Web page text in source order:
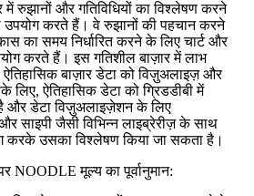
में रुझानों और गतिविधियों का विश्लेषण करने
उपयोग करते हैं। वे रुझानों की पहचान करने
का समय निर्धारित करने के लिए चार्ट और
करते हैं। इस गतिशील बाज़ार में लाभ
बाज़ार डेटा को विज़ुअलाइज़ और
ऐतिहासिक डेटा को ग्रिडडीबी में
और डेटा विज़ुअलाइज़ेशन के लिए
और साइपी जैसी विभिन्न लाइब्रेरीज़ के साथ
करके उसका विश्लेषण किया जा सकता है।
NOODLE मूल्य का पूर्वानुमान: